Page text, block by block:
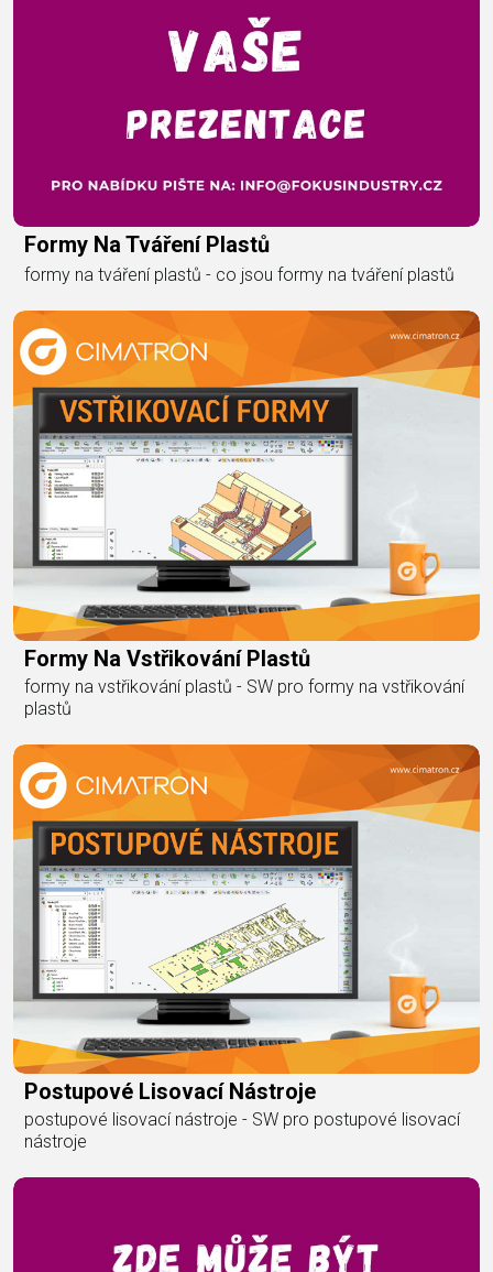
Formy Na Tváření Plastů
formy na tváření plastů - co jsou formy na tváření plastů
Formy Na Vstřikování Plastů
formy na vstřikování plastů - SW pro formy na vstřikování
plastů
Postupové Lisovací Nástroje
postupové lisovací nástroje - SW pro postupové lisovací
nástroje